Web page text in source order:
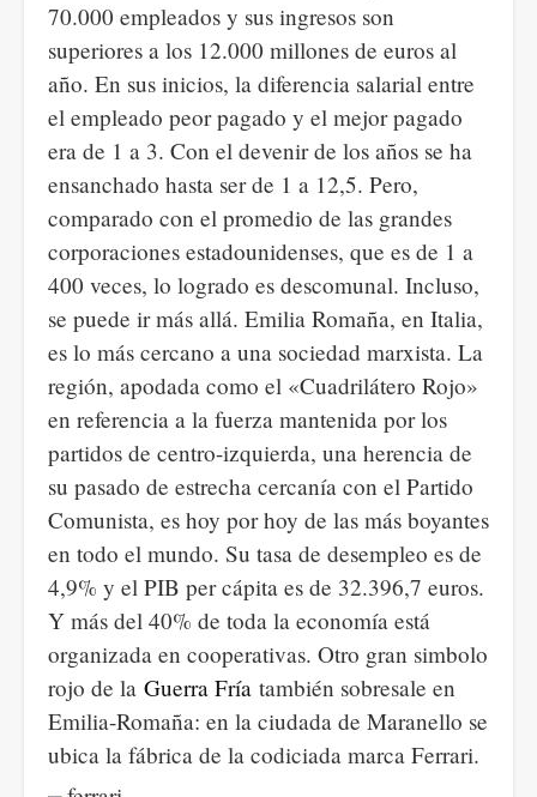
70.000 empleados y sus ingresos son
superiores a los 12.000 millones de euros al
año. En sus inicios, la diferencia salarial entre
el empleado peor pagado y el mejor pagado
era de 1 a 3. Con el devenir de los años se ha
ensanchado hasta ser de 1 a 12,5. Pero,
comparado con el promedio de las grandes
corporaciones estadounidenses, que es de 1 a
400 veces, lo logrado es descomunal. Incluso,
se puede ir más allá. Emilia Romaña, en Italia,
es lo más cercano a una sociedad marxista. La
región, apodada como el «Cuadrilátero Rojo»
en referencia a la fuerza mantenida por los
partidos de centro-izquierda, una herencia de
su pasado de estrecha cercanía con el Partido
Comunista, es hoy por hoy de las más boyantes
en todo el mundo. Su tasa de desempleo es de
4,9% y el PIB per cápita es de 32.396,7 euros.
Y más del 40% de toda la economía está
organizada en cooperativas. Otro gran simbolo
rojo de la Guerra Fría también sobresale en
Emilia-Romaña: en la ciudada de Maranello se
ubica la fábrica de la codiciada marca Ferrari.